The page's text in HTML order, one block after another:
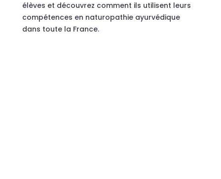
élèves et découvrez comment ils utilisent leurs
compétences en naturopathie ayurvédique
dans toute la France.